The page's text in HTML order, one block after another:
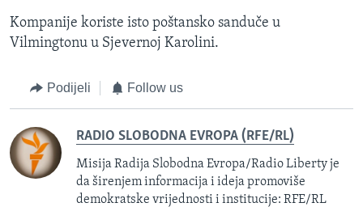
Kompanije koriste isto poštansko sanduče u
Vilmingtonu u Sjevernoj Karolini.
Podijeli Follow us
RADIO SLOBODNA EVROPA (RFE/RL)
Misija Radija Slobodna Evropa/Radio Liberty je
da širenjem informacija i ideja promoviše
demokratske vrijednosti i institucije: RFE/RL